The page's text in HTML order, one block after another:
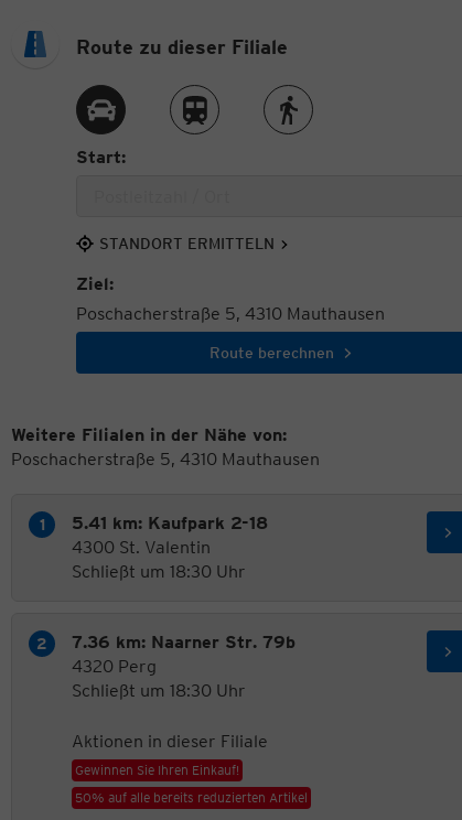
Route zu dieser Filiale
Route per AutoRoute per ZugRoute zu Fuß
Start:
STANDORT ERMITTELN
Ziel:
Poschacherstraße 5, 4310 Mauthausen
Route berechnen
Weitere Filialen in der Nähe von:
Poschacherstraße 5, 4310 Mauthausen
5.41 km: Kaufpark 2-18
4300 St. Valentin
Schließt um 18:30 Uhr
7.36 km: Naarner Str. 79b
4320 Perg
Schließt um 18:30 Uhr
Aktionen in dieser Filiale
Gewinnen Sie Ihren Einkauf!
50% auf alle bereits reduzierten Artikel